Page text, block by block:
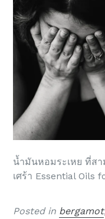
น้ำมันหอมระเหย ที่ส
เศร้า Essential Oils
Posted in bergamot